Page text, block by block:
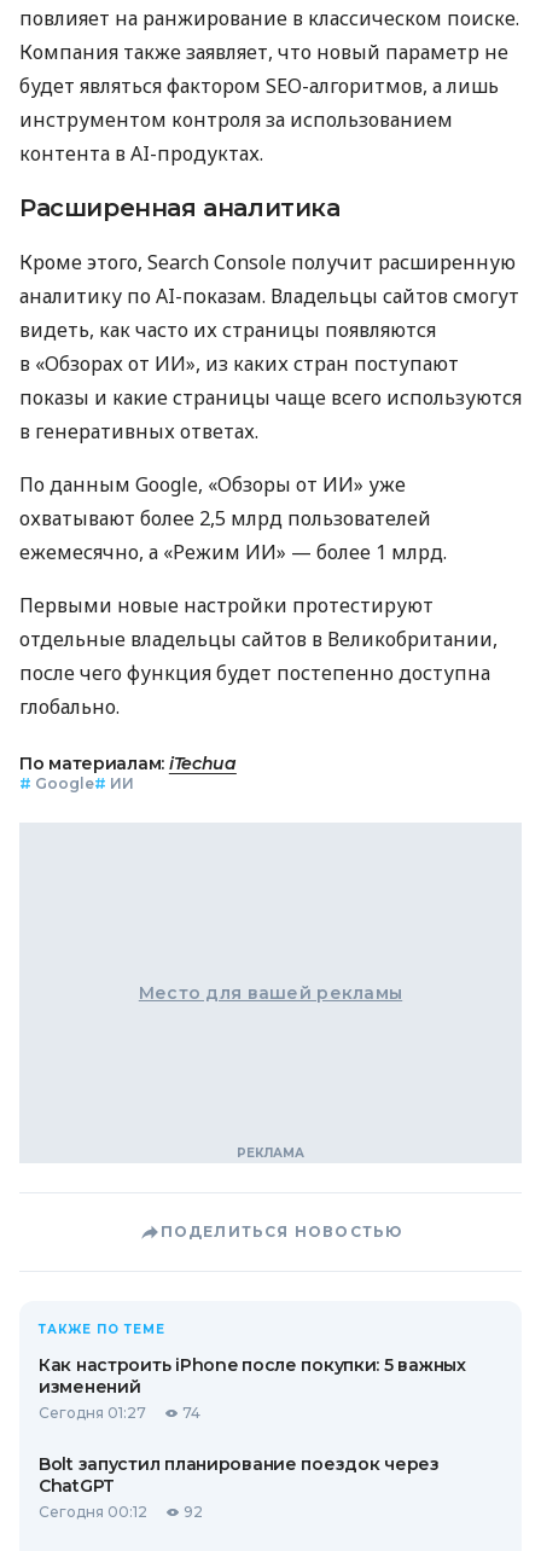
повлияет на ранжирование в классическом поиске.
Компания также заявляет, что новый параметр не
будет являться фактором SEO-алгоритмов, а лишь
инструментом контроля за использованием
контента в AI-продуктах.
Расширенная аналитика
Кроме этого, Search Console получит расширенную
аналитику по AI-показам. Владельцы сайтов смогут
видеть, как часто их страницы появляются
в «Обзорах от ИИ», из каких стран поступают
показы и какие страницы чаще всего используются
в генеративных ответах.
По данным Google, «Обзоры от ИИ» уже
охватывают более 2,5 млрд пользователей
ежемесячно, а «Режим ИИ» — более 1 млрд.
Первыми новые настройки протестируют
отдельные владельцы сайтов в Великобритании,
после чего функция будет постепенно доступна
глобально.
По материалам: iTechua
# Google# ИИ
Место для вашей рекламы
ПОДЕЛИТЬСЯ НОВОСТЬЮ
ТАКЖЕ ПО ТЕМЕ
Как настроить iPhone после покупки: 5 важных
изменений
Сегодня 01:27 74
Bolt запустил планирование поездок через
ChatGPT
Сегодня 00:12 92